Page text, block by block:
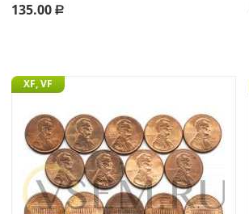
135.00 Р
XF, VF